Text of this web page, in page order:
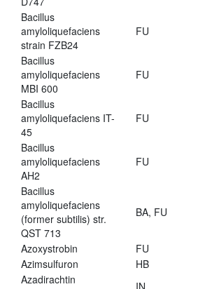
Bacillus
amyloliquefaciens
strain FZB24
FU
Bacillus
amyloliquefaciens
MBI 600
FU
Bacillus
amyloliquefaciens IT-
45
FU
Bacillus
amyloliquefaciens
AH2
FU
Bacillus
amyloliquefaciens
(former subtilis) str.
QST 713
BA, FU
Azoxystrobin FU
Azimsulfuron
HB
Azadirachtin